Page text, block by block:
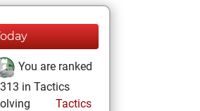
You are ranked
in Tactics
Tactics